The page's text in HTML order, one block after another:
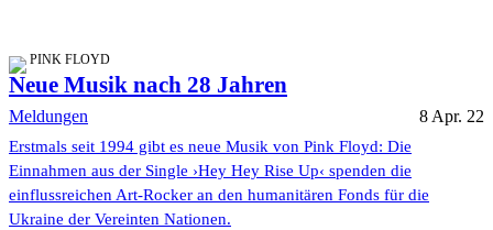
PINK FLOYD
Neue Musik nach 28 Jahren
Meldungen 8 Apr. 22
Erstmals seit 1994 gibt es neue Musik von Pink Floyd: Die
Einnahmen aus der Single ›Hey Hey Rise Up‹ spenden die
einflussreichen Art-Rocker an den humanitären Fonds für die
Ukraine der Vereinten Nationen.